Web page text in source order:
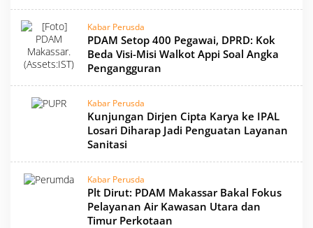
Kabar Perusda
PDAM Setop 400 Pegawai, DPRD: Kok
Beda Visi-Misi Walkot Appi Soal Angka
Pengangguran
Kabar Perusda
Kunjungan Dirjen Cipta Karya ke IPAL
Losari Diharap Jadi Penguatan Layanan
Sanitasi
Kabar Perusda
Plt Dirut: PDAM Makassar Bakal Fokus
Pelayanan Air Kawasan Utara dan
Timur Perkotaan